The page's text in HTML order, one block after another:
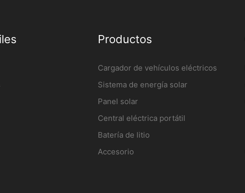
Productos
Cargador de vehículos eléctricos
Sistema de energía solar
Panel solar
Central eléctrica portátil
Batería de litio
Accesorio